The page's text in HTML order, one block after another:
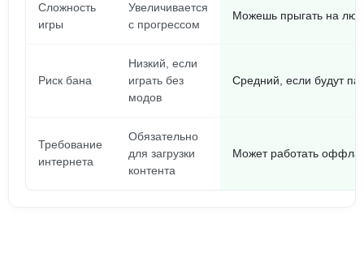
Сложность
игры
Увеличивается
с прогрессом
Можешь прыгать на
Риск бана
Низкий, если
играть без
модов
Средний, если будут
Требование
интернета
Обязательно
для загрузки
контента
Может работать